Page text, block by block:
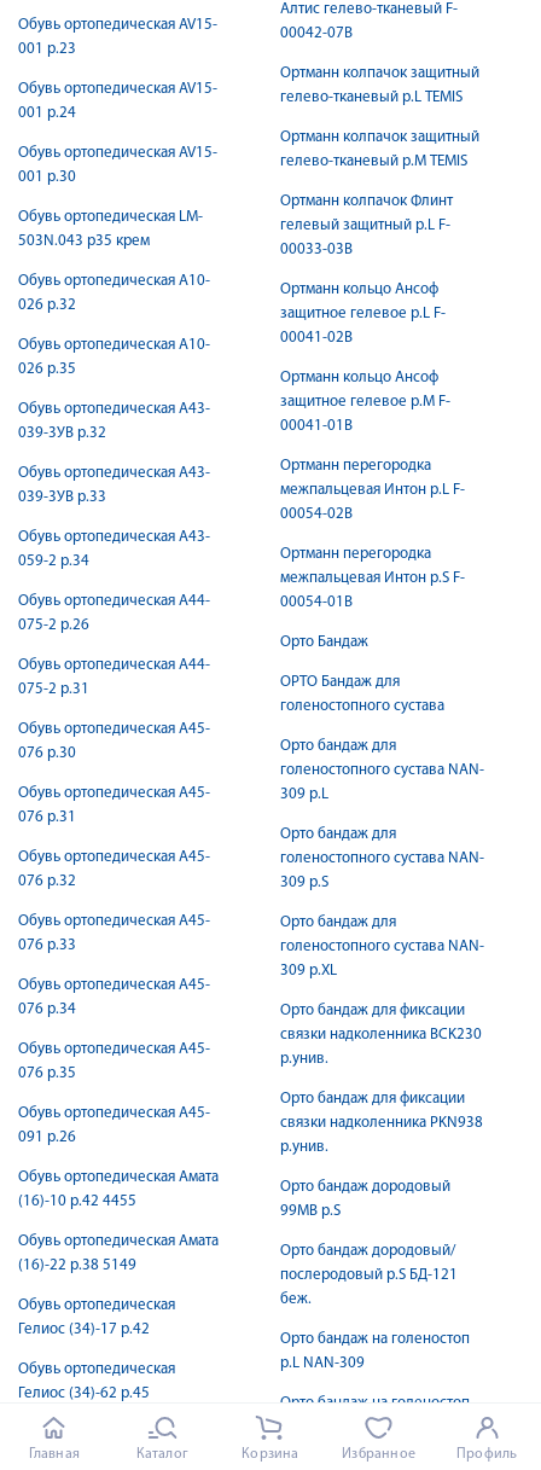
Обувь ортопедическая AV15-
001 р.23
Обувь ортопедическая AV15-
001 р.24
Обувь ортопедическая AV15-
001 р.30
Обувь ортопедическая LM-
503N.043 р35 крем
Обувь ортопедическая А10-
026 р.32
Обувь ортопедическая А10-
026 р.35
Обувь ортопедическая А43-
039-3УВ р.32
Обувь ортопедическая А43-
039-3УВ р.33
Обувь ортопедическая А43-
059-2 р.34
Обувь ортопедическая А44-
075-2 р.26
Обувь ортопедическая А44-
075-2 р.31
Обувь ортопедическая А45-
076 р.30
Обувь ортопедическая А45-
076 р.31
Обувь ортопедическая А45-
076 р.32
Обувь ортопедическая А45-
076 р.33
Обувь ортопедическая А45-
076 р.34
Обувь ортопедическая А45-
076 р.35
Обувь ортопедическая А45-
091 р.26
Обувь ортопедическая Амата
(16)-10 р.42 4455
Обувь ортопедическая Амата
(16)-22 р.38 5149
Обувь ортопедическая
Гелиос (34)-17 р.42
Обувь ортопедическая
Гелиос (34)-62 р.45
Обувь ортопедическая
детская Орландо
Алтис гелево-тканевый F-
00042-07B
Ортманн колпачок защитный
гелево-тканевый р.L TEMIS
Ортманн колпачок защитный
гелево-тканевый р.M TEMIS
Ортманн колпачок Флинт
гелевый защитный р.L F-
00033-03B
Ортманн кольцо Ансоф
защитное гелевое р.L F-
00041-02B
Ортманн кольцо Ансоф
защитное гелевое р.M F-
00041-01B
Ортманн перегородка
межпальцевая Интон р.L F-
00054-02B
Ортманн перегородка
межпальцевая Интон р.S F-
00054-01B
Орто Бандаж
ОРТО Бандаж для
голеностопного сустава
Орто бандаж для
голеностопного сустава NAN-
309 р.L
Орто бандаж для
голеностопного сустава NAN-
309 р.S
Орто бандаж для
голеностопного сустава NAN-
309 р.XL
Орто бандаж для фиксации
связки надколенника BCK230
р.унив.
Орто бандаж для фиксации
связки надколенника PKN938
р.унив.
Орто бандаж дородовый
99МВ р.S
Орто бандаж дородовый/
послеродовый р.S БД-121
беж.
Орто бандаж на голеностоп
р.L NAN-309
Орто бандаж на голеностоп
р.M TAN-201
Главная Каталог Корзина Избранное Профиль